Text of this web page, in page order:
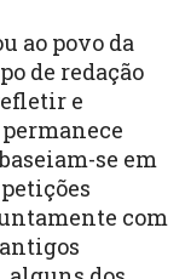
ao povo da
de redação
e
se em
com